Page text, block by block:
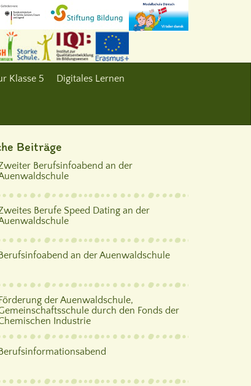
Klasse 5 Digitales Lernen
Beiträge
Berufsinfoabend an der
Berufe Speed Dating an der
an der Auenwaldschule
der Auenwaldschule,
durch den Fonds der
Industrie